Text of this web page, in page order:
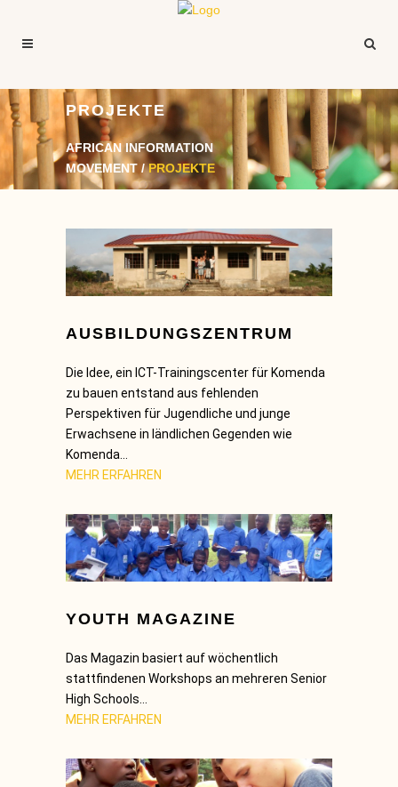
PROJEKTE
AFRICAN INFORMATION
MOVEMENT /PROJEKTE
AUSBILDUNGSZENTRUM
Die Idee, ein ICT-Trainingscenter für Komenda
zu bauen entstand aus fehlenden
Perspektiven für Jugendliche und junge
Erwachsene in ländlichen Gegenden wie
Komenda…
MEHR ERFAHREN
YOUTH MAGAZINE
Das Magazin basiert auf wöchentlich
stattfindenen Workshops an mehreren Senior
High Schools…
MEHR ERFAHREN